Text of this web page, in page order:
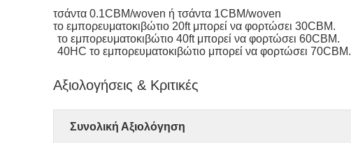
τσάντα 0.1CBM/woven ή τσάντα 1CBM/woven
το εμπορευματοκιβώτιο 20ft μπορεί να φορτώσει 30CBM.
το εμπορευματοκιβώτιο 40ft μπορεί να φορτώσει 60CBM.
40HC το εμπορευματοκιβώτιο μπορεί να φορτώσει 70CBM.
Αξιολογήσεις & Κριτικές
Συνολική Αξιολόγηση